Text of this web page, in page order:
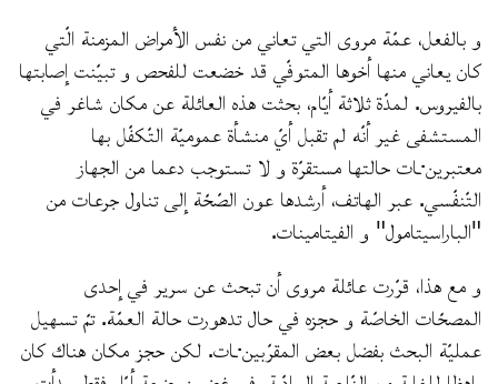
و بالفعل، عمّة مروى التي تعاني من نفس الأمراض المزمنة الّتي
كان يعاني منها أخوها المتوفّي قد خضعت للفحص و تبيّنت إصابتها
بالفيروس. لمدّة ثلاثة أيّام، بحثت هذه العائلة عن مكان شاغر في
المستشفى غير أنّه لم تقبل أيّ منشأة عموميّة التّكفّل بها
معتبرين·ـات حالتها مستقرّة و لا تستوجب دعما من الجهاز
التّنفّسي. عبر الهاتف، أرشدها عون الصّحّة إلى تناول جرعات من
"الباراسيتامول" و الفيتامينات.
و مع هذا، قرّرت عائلة مروى أن تبحث عن سرير في إحدى
المصحّات الخاصّة و حجزه في حال تدهورت حالة العمّة. تمّ تسهيل
عمليّة البحث بفضل بعض المقرّبين·ـات. لكن حجز مكان هناك كان